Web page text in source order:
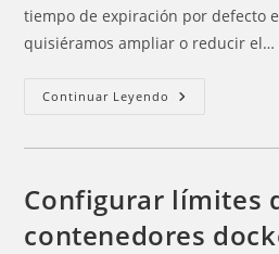
tiempo de expiración por defecto
quisiéramos ampliar o reducir el…
Continuar Leyendo Laravel:
Con
Contraseña
Configurar límites
contenedores